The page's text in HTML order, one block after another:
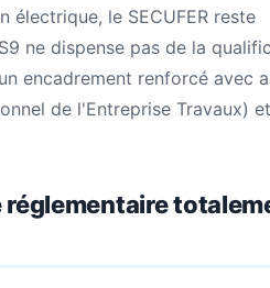
électrique, le SECUFER reste
ne dispense pas de la
encadrement renforcé avec
de l'Entreprise Travaux)
réglementaire